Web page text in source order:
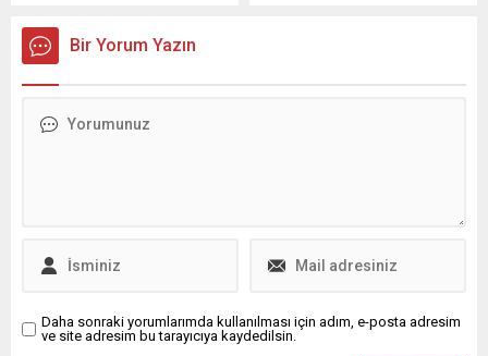
yüzde 27,17 oranında artış
kaydetti. Sanayinin farklı
Türkiye ile...
Bir Yorum Yazın
Daha sonraki yorumlarımda kullanılması için adım, e-posta adresim
ve site adresim bu tarayıcıya kaydedilsin.